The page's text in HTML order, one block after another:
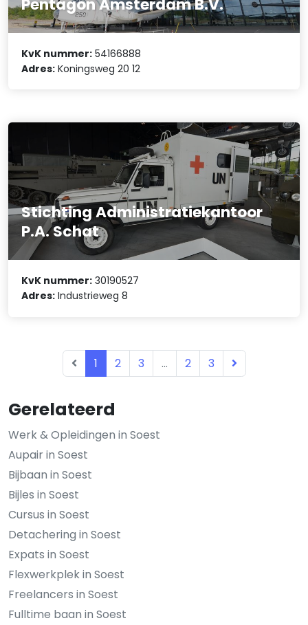
Gerelateerd
Werk & Opleidingen in Soest
Aupair in Soest
Bijbaan in Soest
Bijles in Soest
Cursus in Soest
Detachering in Soest
Expats in Soest
Flexwerkplek in Soest
Freelancers in Soest
Fulltime baan in Soest
KvK nummer: 54166888
Adres: Koningsweg 20 12
Stichting Administratiekantoor
P.A. Schat
KvK nummer: 30190527
Adres: Industrieweg 8
1 2 3 ... 2 3